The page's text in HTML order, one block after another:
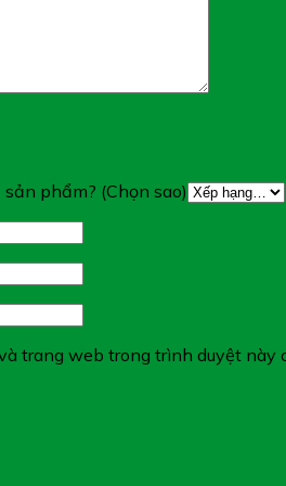
phẩm? (Chọn sao)
trang web trong trình duyệt này